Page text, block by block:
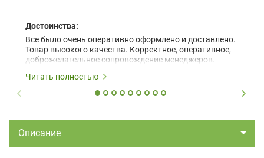
Достоинства:
Все было очень оперативно оформлено и доставлено.
Товар высокого качества. Корректное, оперативное,
доброжелательное сопровождение менеджеров.
Читать полностью
Описание